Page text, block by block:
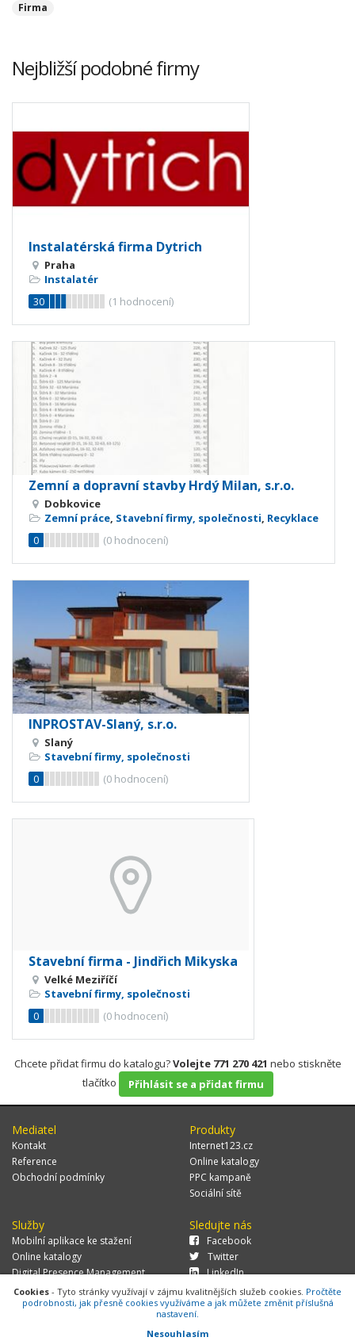
Firma
Nejbližší podobné firmy
Instalatérská firma Dytrich
Praha
Instalatér
30
(1 hodnocení)
Zemní a dopravní stavby Hrdý Milan, s.r.o.
Dobkovice
Zemní práce, Stavební firmy, společnosti, Recyklace
0
(0 hodnocení)
INPROSTAV-Slaný, s.r.o.
Slaný
Stavební firmy, společnosti
0
(0 hodnocení)
Stavební firma - Jindřich Mikyska
Velké Meziříčí
Stavební firmy, společnosti
0
(0 hodnocení)
Chcete přidat firmu do katalogu?Volejte 771 270 421 nebo stiskněte
tlačítko
Přihlásit se a přidat firmu
Mediatel
Kontakt
Reference
Obchodní podmínky
Produkty
Internet123.cz
Online katalogy
PPC kampaně
Sociální sítě
Služby
Mobilní aplikace ke stažení
Online katalogy
Digital Presence Management
Více zákazníků
Sledujte nás
Facebook
Twitter
LinkedIn
© 2026 MEDIATEL CZ, s.r.o.,Za Potokem 46/4, 106 00 Praha 10, tel.:
Cookies - Tyto stránky využívají v zájmu kvalitnějších služeb cookies. Pročtěte
podrobnosti, jak přesně cookies využíváme a jak můžete změnit příslušná
nastavení.
Nesouhlasím